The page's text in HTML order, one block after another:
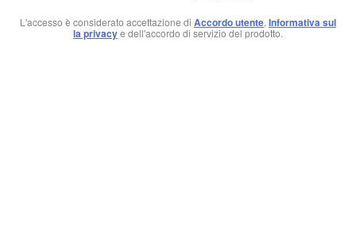
L'accesso è considerato accettazione di Accordo utente, Informativa sul
la privacye dell'accordo di servizio del prodotto.